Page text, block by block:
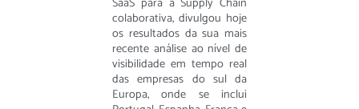
colaborativa, divulgou hoje
os resultados da sua mais
recente análise ao nível de
visibilidade em tempo real
das empresas do sul da
Europa, onde se inclui